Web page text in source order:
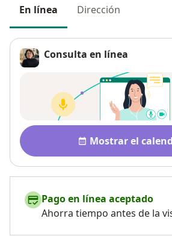
En línea Dirección
Consulta en línea
Disponibilidad
Mostrar el
Pago en línea aceptado
Ahorra tiempo antes de la